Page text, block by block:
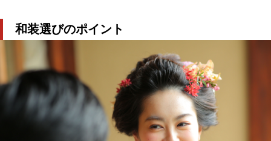
和装選びのポイント